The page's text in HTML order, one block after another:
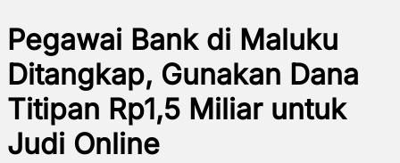
Pegawai Bank di Maluku
Ditangkap, Gunakan Dana
Titipan Rp1,5 Miliar untuk
Judi Online